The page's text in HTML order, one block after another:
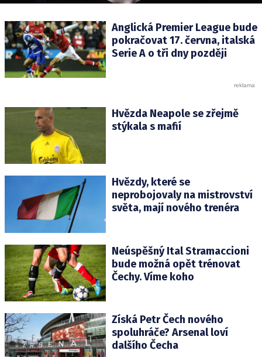
Anglická Premier League bude
pokračovat 17. června, italská
Serie A o tři dny později
Hvězda Neapole se zřejmě
stýkala s mafií
Hvězdy, které se
neprobojovaly na mistrovství
světa, mají nového trenéra
Neúspěšný Ital Stramaccioni
bude možná opět trénovat
Čechy. Víme koho
Získá Petr Čech nového
spoluhráče? Arsenal loví
dalšího Čecha